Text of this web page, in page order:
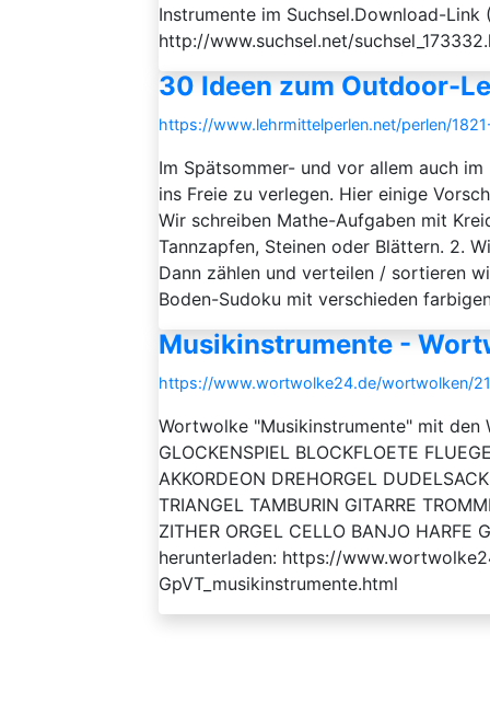
Instrumente im Suchsel.Download-
http://www.suchsel.net/
30 Ideen zum Outdoor-
https://www.lehrmittelperlen.net/perlen/
Im Spätsommer- und vor allem auch
ins Freie zu verlegen. Hier einige
Wir schreiben Mathe-Aufgaben mit
Tannzapfen, Steinen oder Blättern. 2.
Dann zählen und verteilen / sortieren
Boden-Sudoku mit verschieden
Musikinstrumente -
https://www.wortwolke24.de/wortwolken/
Wortwolke "Musikinstrumente" mit den
GLOCKENSPIEL BLOCKFLOETE
AKKORDEON DREHORGEL
TRIANGEL TAMBURIN GITARRE
ZITHER ORGEL CELLO BANJO
herunterladen: https://
GpVT_musikinstrumente.html